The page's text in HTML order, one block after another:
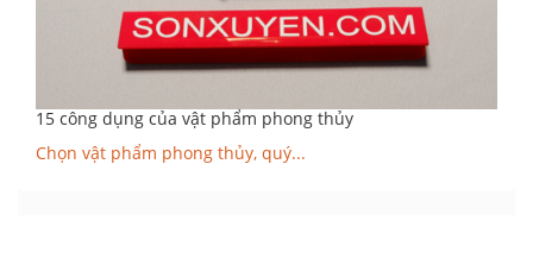
15 công dụng của vật phẩm phong thủy
Chọn vật phẩm phong thủy, quý...